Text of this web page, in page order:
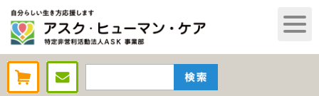
AHCオンラインショップ